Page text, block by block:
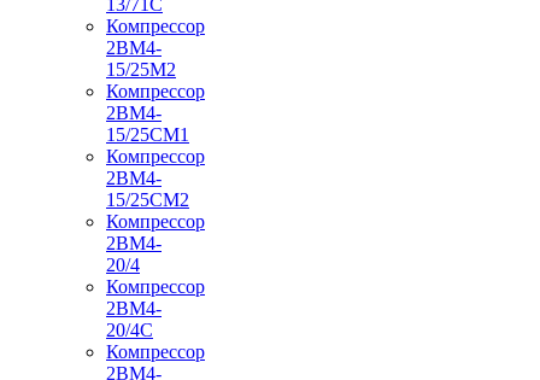
Компрессор
2ВМ4-
15/25М2
Компрессор
2ВМ4-
15/25СМ1
Компрессор
2ВМ4-
15/25СМ2
Компрессор
2ВМ4-
20/4
Компрессор
2ВМ4-
20/4С
Компрессор
2ВМ4-